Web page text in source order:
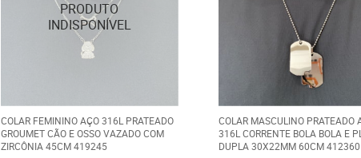
COLAR FEMININO AÇO 316L PRATEADO
GROUMET CÃO E OSSO VAZADO COM
ZIRCÔNIA 45CM 419245
COLAR MASCULINO PRATEADO
316L CORRENTE BOLA BOLA E
DUPLA 30X22MM 60CM 412360